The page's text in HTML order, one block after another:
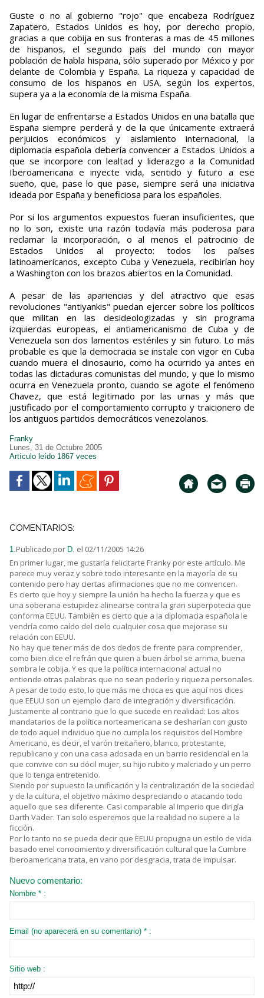
Guste o no al gobierno "rojo" que encabeza Rodríguez
Zapatero, Estados Unidos es hoy, por derecho propio,
gracias a que cobija en sus fronteras a mas de 45 millones
de hispanos, el segundo país del mundo con mayor
población de habla hispana, sólo superado por México y por
delante de Colombia y España. La riqueza y capacidad de
consumo de los hispanos en USA, según los expertos,
supera ya a la economía de la misma España.
En lugar de enfrentarse a Estados Unidos en una batalla que
España siempre perderá y de la que únicamente extraerá
perjuicios económicos y aislamiento internacional, la
diplomacia española debería convencer a Estados Unidos a
que se incorpore con lealtad y liderazgo a la Comunidad
Iberoamericana e inyecte vida, sentido y futuro a ese
sueño, que, pase lo que pase, siempre será una iniciativa
ideada por España y beneficiosa para los españoles.
Por si los argumentos expuestos fueran insuficientes, que
no lo son, existe una razón todavía más poderosa para
reclamar la incorporación, o al menos el patrocinio de
Estados Unidos al proyecto: todos los países
latinoamericanos, excepto Cuba y Venezuela, recibirían hoy
a Washington con los brazos abiertos en la Comunidad.
A pesar de las apariencias y del atractivo que esas
revoluciones "antiyankis" puedan ejercer sobre los políticos
que militan en las desideologizadas y sin programa
izquierdas europeas, el antiamericanismo de Cuba y de
Venezuela son dos lamentos estériles y sin futuro. Lo más
probable es que la democracia se instale con vigor en Cuba
cuando muera el dinosaurio, como ha ocurrido ya antes en
todas las dictaduras comunistas del mundo, y que lo mismo
ocurra en Venezuela pronto, cuando se agote el fenómeno
Chavez, que está legitimado por las urnas y más que
justificado por el comportamiento corrupto y traicionero de
los antiguos partidos democráticos venezolanos.
Franky
Lunes, 31 de Octubre 2005
Artículo leído 1867 veces
COMENTARIOS:
1.Publicado por D. el 02/11/2005 14:26
En primer lugar, me gustaría felicitarte Franky por este artículo. Me
parece muy veraz y sobre todo interesante en la mayoría de su
contenido pero hay ciertas afirmaciones que no me convencen.
Es cierto que hoy y siempre la unión ha hecho la fuerza y que es
una soberana estupidez alinearse contra la gran superpotecia que
conforma EEUU. También es cierto que a la diplomacia española le
vendría como caído del cielo cualquier cosa que mejorase su
relación con EEUU.
No hay que tener más de dos dedos de frente para comprender,
como bien dice el refrán que quien a buen árbol se arrima, buena
sombra le cobija. Y es que la política internacional actual no
entiende otras palabras que no sean poderío y riqueza personales.
A pesar de todo esto, lo que más me choca es que aquí nos dices
que EEUU son un ejemplo claro de integración y diversificación.
Justamente al contrario que lo que sucede en realidad: Los altos
mandatarios de la política norteamericana se desharían con gusto
de todo aquel individuo que no cumpla los requisitos del Hombre
Americano, es decir, el varón treitañero, blanco, protestante,
republicano y con una casa adosada en un barrio residencial en la
que convive con su dócil mujer, su hijo rubito y malcriado y un perro
que lo tenga entretenido.
Siendo por supuesto la unificación y la centralización de la sociedad
y de la cultura, el objetivo máximo despreciando o atacando todo
aquello que sea diferente. Casi comparable al Imperio que dirigía
Darth Vader. Tan solo esperemos que la realidad no supere a la
ficción.
Por lo tanto no se pueda decir que EEUU propugna un estilo de vida
basado enel conocimiento y diversificación cultural que la Cumbre
Iberoamericana trata, en vano por desgracia, trata de impulsar.
Nuevo comentario:
Nombre * :
Email (no aparecerá en su comentario) * :
Sitio web :